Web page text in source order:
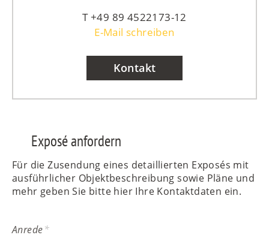
+49 89 4522173-12
E-Mail schreiben
Kontakt
Exposé anfordern
Für die Zusendung eines detaillierten Exposés mit
ausführlicher Objektbeschreibung sowie Pläne und
mehr geben Sie bitte hier Ihre Kontaktdaten ein.
Anrede*